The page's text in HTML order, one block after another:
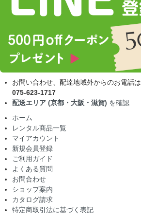
お問い合わせ、配達地域外からのお電話は
075-623-1717
配送エリア (京都・大阪・滋賀) を確認
ホーム
レンタル商品一覧
マイアカウント
新規会員登録
ご利用ガイド
よくある質問
お問合わせ
ショップ案内
カタログ請求
特定商取引法に基づく表記